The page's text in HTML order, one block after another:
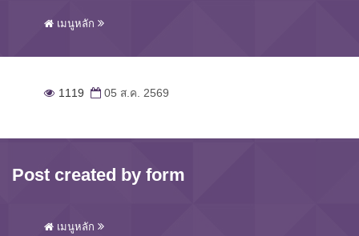
เมนูหลัก
1119 05 ส.ค. 2569
Post created by form
เมนูหลัก